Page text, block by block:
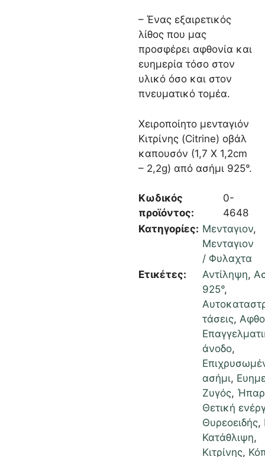
– Ένας εξαιρετικός
λίθος που μας
προσφέρει αφθονία και
ευημερία τόσο στον
υλικό όσο και στον
πνευματικό τομέα.
Χειροποίητο μενταγιόν
Κιτρίνης (Citrine) οβάλ
καπουσόν (1,7 Χ 1,2cm
– 2,2g) από ασήμι 925°.
Κωδικός
προϊόντος:
0-
4648
Κατηγορίες: Μενταγιον,
Μενταγιον
/ Φυλαχτα
Ετικέτες:
Αντίληψη,
925°,
τάσεις,
άνοδο,
ασήμι,
Ζυγός, Ήπαρ
Θετική
Θυρεοειδής,
Κατάθλιψη,
Κιτρίνης,